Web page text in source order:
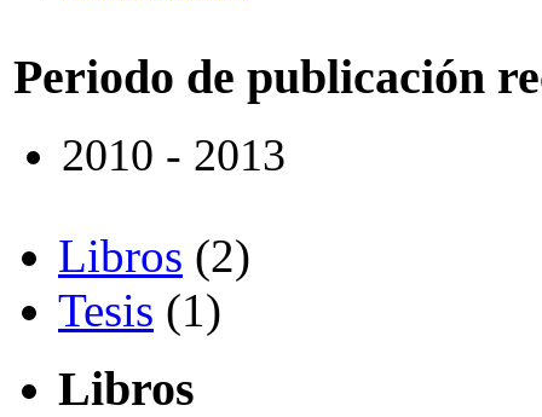
Periodo de publicación
2010 - 2013
Libros (2)
Tesis (1)
Libros